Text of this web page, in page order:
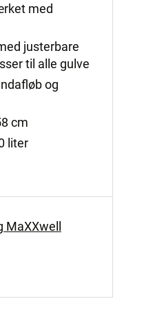
med
justerbare
til alle gulve
og
cm
liter